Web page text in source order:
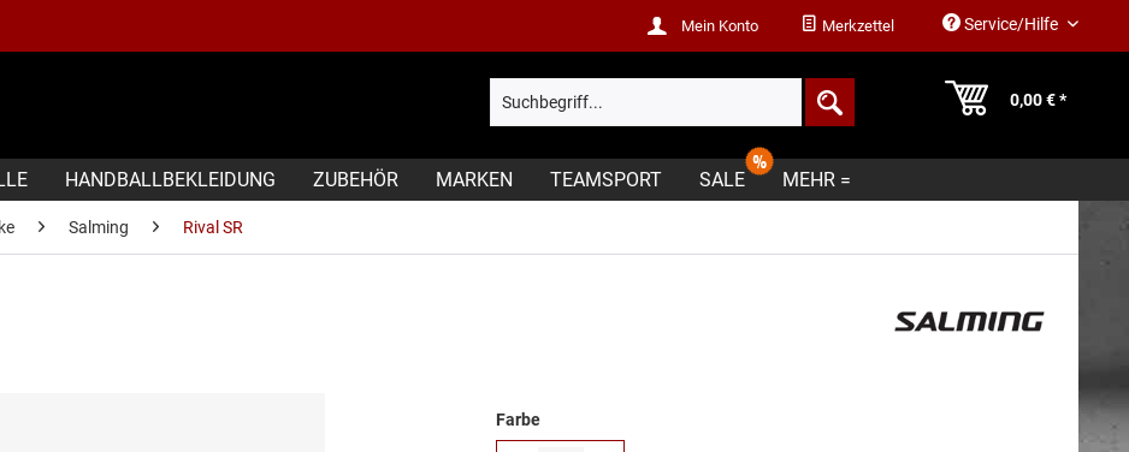
Merkzettel
Mein Konto Service/Hilfe
0,00 € *
HANDBALLBEKLEIDUNG ZUBEHÖR MARKEN TEAMSPORT SALE MEHR =
Salming Rival SR
Farbe